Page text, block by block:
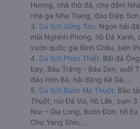
Hương, nhà thờ đá, chợ đêm
nhà ga Nha Trang, đảo Điệp
3. Du lịch Vũng Tàu: Ngọn hải
mũi Nghinh Phong, hồ Đá Xanh,
vườn quốc gia Bình Châu, bến
4. Du lịch Phan Thiết: Bãi đá
bay, Bàu Trắng - Bàu Sen, suối
đảo Hòn Bà, hải đăng Kê Gà,...
5. Du lịch Buôn Ma Thuột: Bảo
Thuột, núi Đá Voi, hồ Lắk, cụm
Nur – Gia Long, Buôn Đôn, hồ
Chư Yang Shin,...